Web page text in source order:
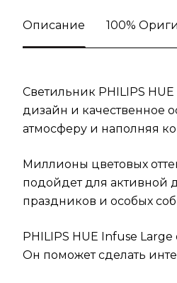
Описание 100%
Светильник PHILIPS
дизайн и качественное
атмосферу и наполняя
Миллионы цветовых
подойдет для активной
праздников и особых
PHILIPS HUE Infuse
Он поможет сделать